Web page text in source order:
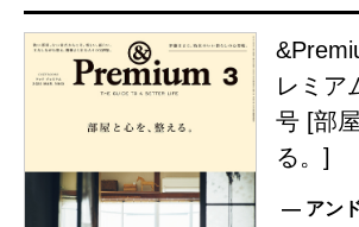
レミア
号 [部
る。]
— アン